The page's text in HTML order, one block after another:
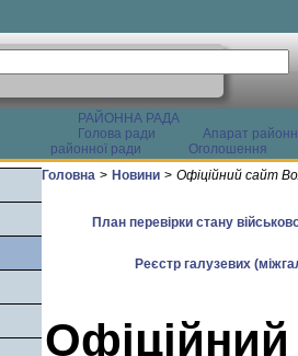
РАЙОННА РАДА
Голова ради
Апарат
районної ради
Оголошення
Головна > Новини > Офіційний сайт
План перевірки стану
Реєстр галузевих